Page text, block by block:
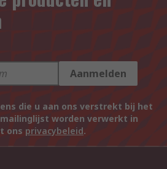
Aanmelden
die u aan ons verstrekt bij het
worden verwerkt in
ons privacybeleid.